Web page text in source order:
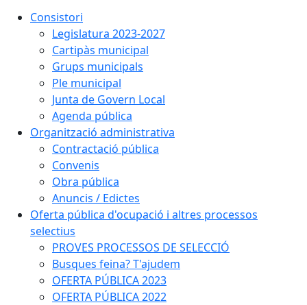
Consistori
Legislatura 2023-2027
Cartipàs municipal
Grups municipals
Ple municipal
Junta de Govern Local
Agenda pública
Organització administrativa
Contractació pública
Convenis
Obra pública
Anuncis / Edictes
Oferta pública d'ocupació i altres processos
selectius
PROVES PROCESSOS DE SELECCIÓ
Busques feina? T'ajudem
OFERTA PÚBLICA 2023
OFERTA PÚBLICA 2022